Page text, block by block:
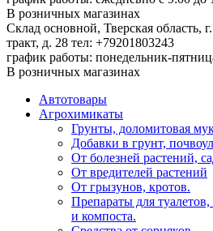
В розничных магазинах
Склад основной, Тверская область,
тракт, д. 28 тел: +79201803243
график работы: понедельник-
В розничных магазинах
Автотовары
Агрохимикаты
Грунты, доломитовая
Добавки в грунт,
От болезней растений,
От вредителей растений
От грызунов, кротов.
Препараты для
и компоста.